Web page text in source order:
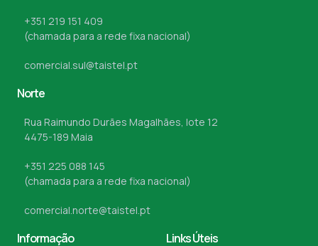
+351 219 151 409
(chamada para a rede fixa nacional)
comercial.sul@taistel.pt
Norte
Rua Raimundo Durães Magalhães, lote 12
4475-189 Maia
+351 225 088 145
(chamada para a rede fixa nacional)
comercial.norte@taistel.pt
Informação Links Úteis